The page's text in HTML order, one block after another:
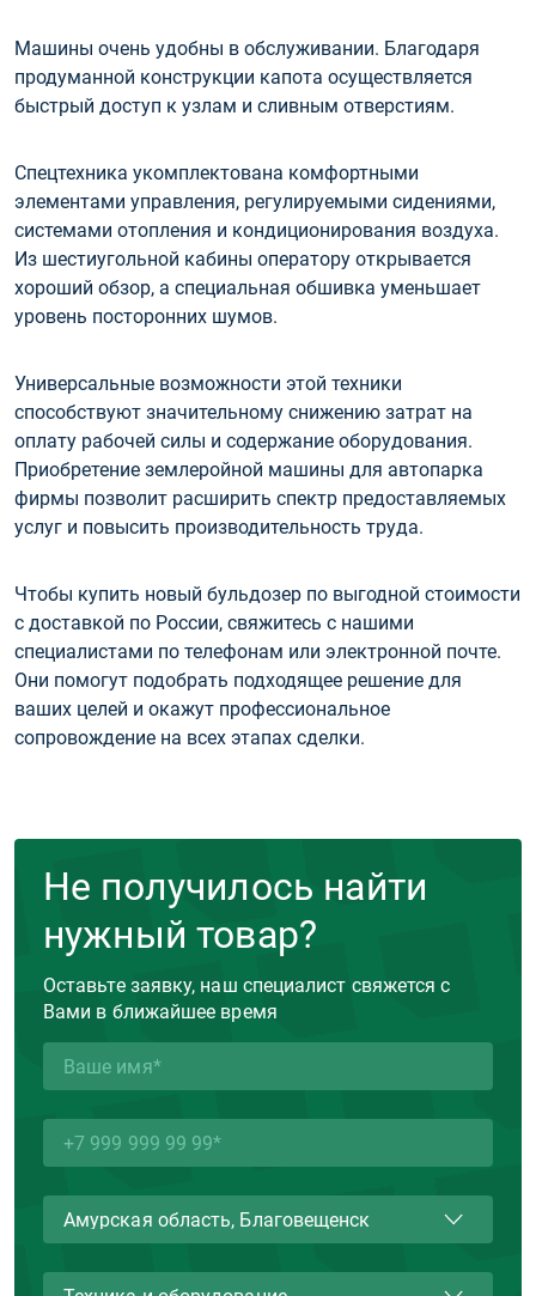
Машины очень удобны в обслуживании. Благодаря
продуманной конструкции капота осуществляется
быстрый доступ к узлам и сливным отверстиям.
Спецтехника укомплектована комфортными
элементами управления, регулируемыми сидениями,
системами отопления и кондиционирования воздуха.
Из шестиугольной кабины оператору открывается
хороший обзор, а специальная обшивка уменьшает
уровень посторонних шумов.
Универсальные возможности этой техники
способствуют значительному снижению затрат на
оплату рабочей силы и содержание оборудования.
Приобретение землеройной машины для автопарка
фирмы позволит расширить спектр предоставляемых
услуг и повысить производительность труда.
Чтобы купить новый бульдозер по выгодной стоимости
с доставкой по России, свяжитесь с нашими
специалистами по телефонам или электронной почте.
Они помогут подобрать подходящее решение для
ваших целей и окажут профессиональное
сопровождение на всех этапах сделки.
Не получилось найти
нужный товар?
Оставьте заявку, наш специалист свяжется с
Вами в ближайшее время